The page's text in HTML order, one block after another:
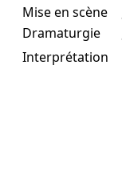
Mise en scène
Dramaturgie
Interprétation